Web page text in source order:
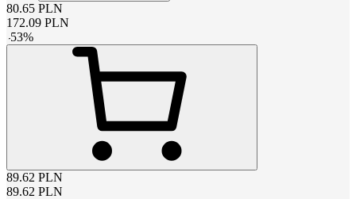
80.65 PLN
172.09 PLN
-53%
89.62 PLN
89.62 PLN